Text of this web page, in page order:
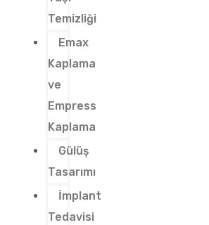
Temizliği
Emax
Kaplama
ve
Empress
Kaplama
Gülüş
Tasarımı
İmplant
Tedavisi